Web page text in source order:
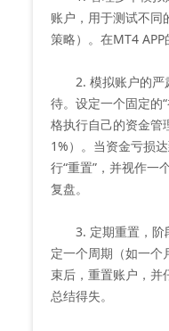
账户，用于测试不同
策略）。在MT4 APP
2. 模拟账户的严
待。设定一个固定的
格执行自己的资金管
1%）。当资金亏损
行“重置”，并视作一
复盘。
3. 定期重置，阶
定一个周期（如一个
束后，重置账户，并
总结得失。